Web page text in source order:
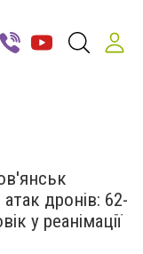
дронів: 62-
у реанімації